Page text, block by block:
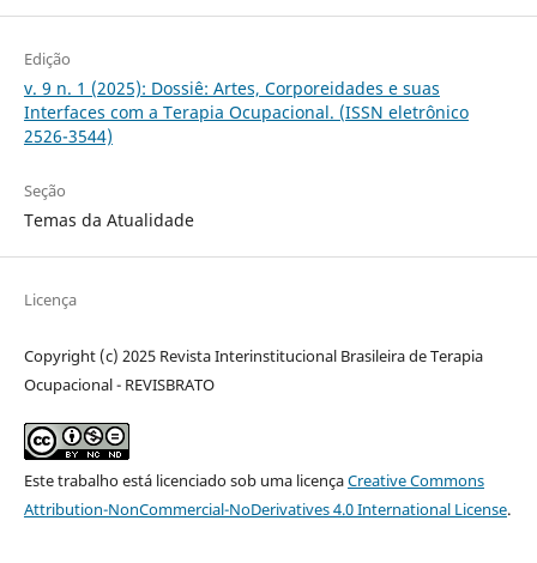
Edição
v. 9 n. 1 (2025): Dossiê: Artes, Corporeidades e suas
Interfaces com a Terapia Ocupacional. (ISSN eletrônico
2526-3544)
Seção
Temas da Atualidade
Licença
Copyright (c) 2025 Revista Interinstitucional Brasileira de Terapia
Ocupacional - REVISBRATO
Este trabalho está licenciado sob uma licençaCreative Commons
Attribution-NonCommercial-NoDerivatives 4.0 International License.